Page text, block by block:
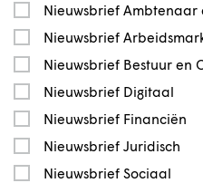
Nieuwsbrief Ambtenaar
Nieuwsbrief
Nieuwsbrief Bestuur en
Nieuwsbrief Digitaal
Nieuwsbrief Financiën
Nieuwsbrief Juridisch
Nieuwsbrief Sociaal